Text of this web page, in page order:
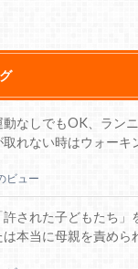
動なしでもOK、ラン
取れない時はウォーキ
ビュー
された子どもたち」
は本当に母親を責めら